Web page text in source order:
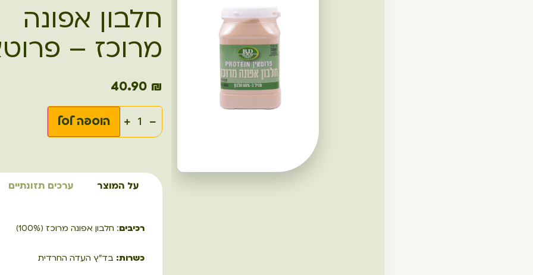
חלבון אפונה
מרוכז –
40.90 ₪
הוספה לסל
על המוצר ערכים תזונתיים
רכיבים: חלבון אפונה מרוכז (100%)
כשרות: בד"ץ העדה החרדית